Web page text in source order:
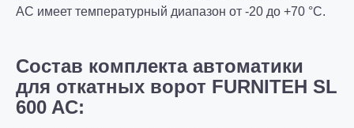
AC имеет температурный диапазон от -20 до +70 °C.
Состав комплекта автоматики
для откатных ворот FURNITEH SL
600 AC: